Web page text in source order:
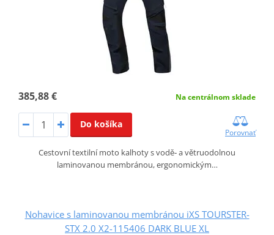
385,88 € Na centrálnom sklade
Do košíka
Porovnať
Cestovní textilní moto kalhoty s vodě‑ a větruodolnou
laminovanou membránou, ergonomickým…
Nohavice s laminovanou membránou iXS TOURSTER-
STX 2.0 X2-115406 DARK BLUE XL